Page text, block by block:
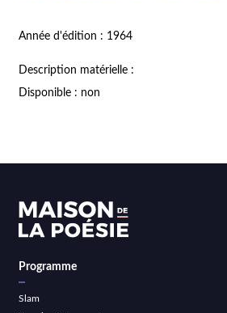
Année d'édition : 1964
Description matérielle :
Disponible : non
Programme
Slam